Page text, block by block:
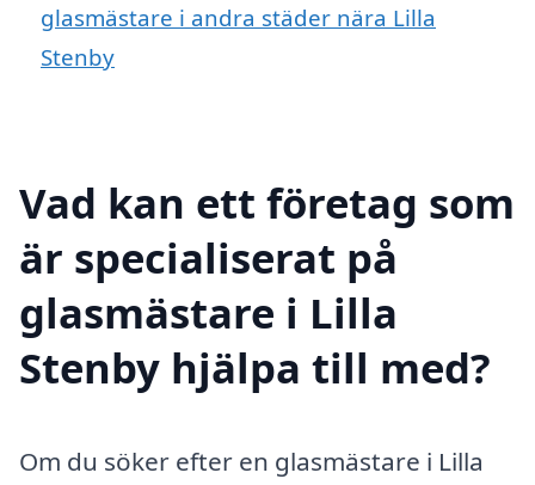
glasmästare i andra städer nära Lilla
Stenby
Vad kan ett företag som
är specialiserat på
glasmästare i Lilla
Stenby hjälpa till med?
Om du söker efter en glasmästare i Lilla